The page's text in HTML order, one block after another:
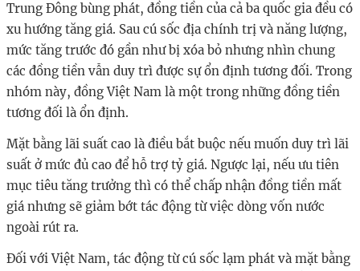
Trung Đông bùng phát, đồng tiền của cả ba quốc gia đều có
xu hướng tăng giá. Sau cú sốc địa chính trị và năng lượng,
mức tăng trước đó gần như bị xóa bỏ nhưng nhìn chung
các đồng tiền vẫn duy trì được sự ổn định tương đối. Trong
nhóm này, đồng Việt Nam là một trong những đồng tiền
tương đối là ổn định.
Mặt bằng lãi suất cao là điều bắt buộc nếu muốn duy trì lãi
suất ở mức đủ cao để hỗ trợ tỷ giá. Ngược lại, nếu ưu tiên
mục tiêu tăng trưởng thì có thể chấp nhận đồng tiền mất
giá nhưng sẽ giảm bớt tác động từ việc dòng vốn nước
ngoài rút ra.
Đối với Việt Nam, tác động từ cú sốc lạm phát và mặt bằng